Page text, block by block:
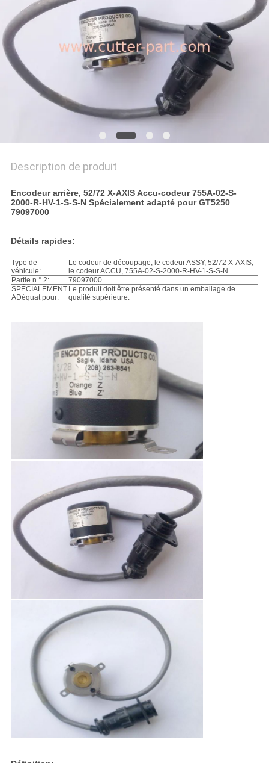
SITE
PRIVACY
POLICY
Description de produit
Encodeur arrière, 52/72 X-AXIS Accu-codeur 755A-02-S-
2000-R-HV-1-S-S-N Spécialement adapté pour GT5250
79097000
Détails rapides:
Type de
véhicule:
Le codeur de découpage, le codeur ASSY, 52/72 X-AXIS,
le codeur ACCU, 755A-02-S-2000-R-HV-1-S-S-N
Partie n ° 2:
79097000
SPÉCIALEMENT
ADéquat pour:
Le produit doit être présenté dans un emballage de
qualité supérieure.